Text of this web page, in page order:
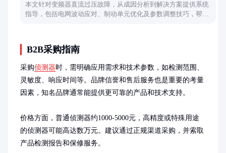
本文针对变频器直流过压故障，从成因分析到解决方案提供系统
指导，包括电网波动应对、制动单元优化及参数调整技巧，帮助
B2B采购指南
采购侦测器时，需明确应用需求和技术参数，如检测范围、
灵敏度、响应时间等。品牌信誉和售后服务也是重要的考量
因素，知名品牌通常能提供更可靠的产品和技术支持。
价格方面，普通侦测器约1000-5000元，高精度或特殊用途
的侦测器可能高达数万元。建议通过正规渠道采购，并索取
产品检测报告和保修服务。